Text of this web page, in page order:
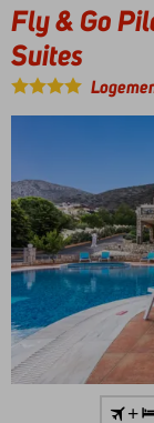
Fly & Go
Suites
+